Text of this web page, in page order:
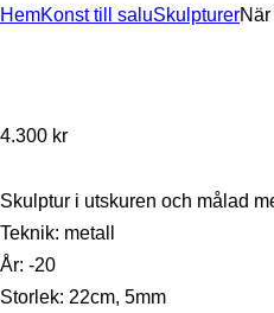
HemKonst till saluSkulpturer
4.300 kr
Skulptur i utskuren och målad
Teknik: metall
År: -20
Storlek: 22cm, 5mm